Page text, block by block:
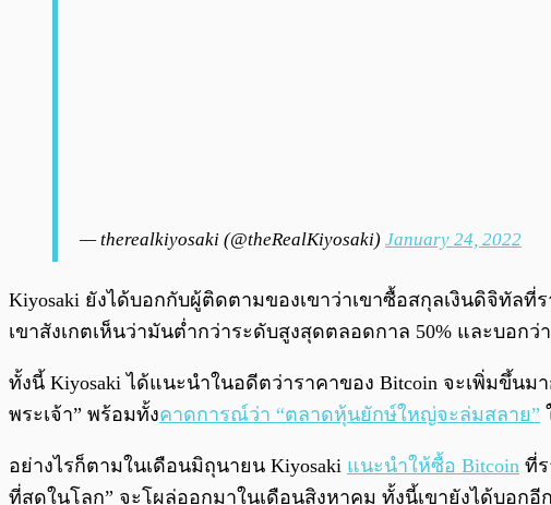
— therealkiyosaki (@theRealKiyosaki) January 24, 2022
Kiyosaki ยังได้บอกกับผู้ติดตามของเขาว่าเขาซื้อสกุลเงินดิจิทัลที่
เขาสังเกตเห็นว่ามันต่ำกว่าระดับสูงสุดตลอดกาล 50% และบอกว่
ทั้งนี้ Kiyosaki ได้แนะนำในอดีตว่าราคาของ Bitcoin จะเพิ่มขึ้น
พระเจ้า” พร้อมทั้งคาดการณ์ว่า “ตลาดหุ้นยักษ์ใหญ่จะล่มสลาย”
อย่างไรก็ตามในเดือนมิถุนายน Kiyosaki แนะนำให้ซื้อ Bitcoin ที่
ที่สุดในโลก” จะโผล่ออกมาในเดือนสิงหาคม ทั้งนี้เขายังได้บอกอี